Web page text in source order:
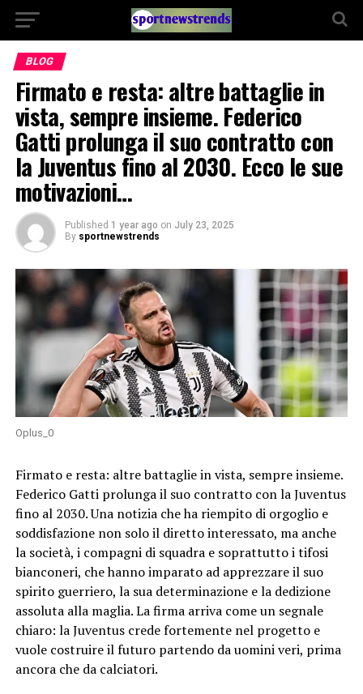
BLOG
Firmato e resta: altre battaglie in
vista, sempre insieme. Federico
Gatti prolunga il suo contratto con
la Juventus fino al 2030. Ecco le sue
motivazioni…
Published 1 year ago on July 23, 2025
By sportnewstrends
Oplus_0
Firmato e resta: altre battaglie in vista, sempre insieme.
Federico Gatti prolunga il suo contratto con la Juventus
fino al 2030. Una notizia che ha riempito di orgoglio e
soddisfazione non solo il diretto interessato, ma anche
la società, i compagni di squadra e soprattutto i tifosi
bianconeri, che hanno imparato ad apprezzare il suo
spirito guerriero, la sua determinazione e la dedizione
assoluta alla maglia. La firma arriva come un segnale
chiaro: la Juventus crede fortemente nel progetto e
vuole costruire il futuro partendo da uomini veri, prima
ancora che da calciatori.